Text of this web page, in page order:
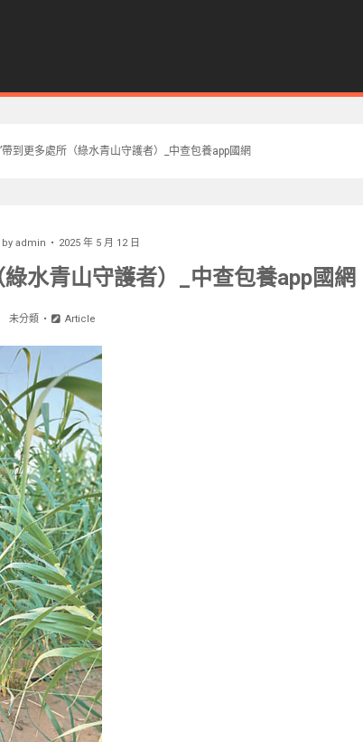
帶到更多處所（綠水青山守護者）_中查包養app國網
admin 2025 年 5 月 12 日
水青山守護者）_中查包養app國網
未分類 Article